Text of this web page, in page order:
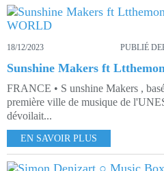
18/12/2023 PUBLIÉ
FRANCE • S unshine Makers ,
première ville de musique de
dévoilait...
EN SAVOIR PLUS